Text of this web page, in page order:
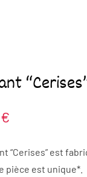
€
“Cerises” est
pièce est unique*.